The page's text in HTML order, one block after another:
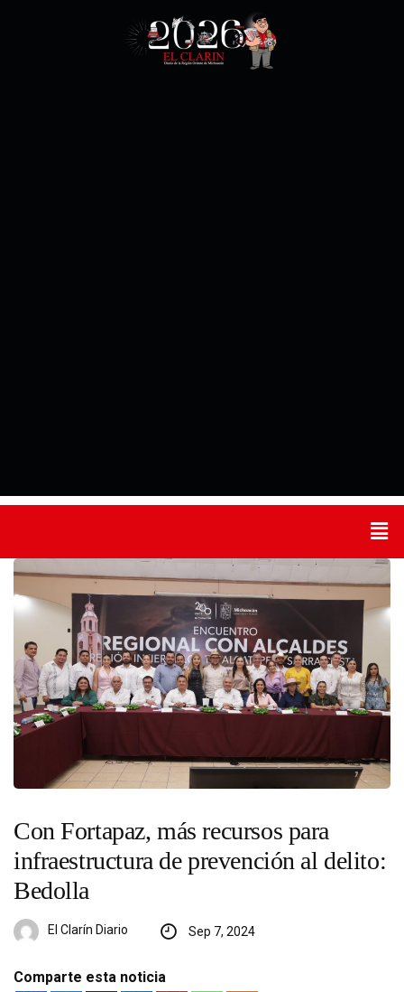
Con Fortapaz, más recursos para
infraestructura de prevención al delito:
Bedolla
El Clarín Diario Sep 7, 2024
Comparte esta noticia